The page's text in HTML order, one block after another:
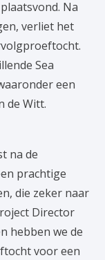
Na
verliet het
Sea
een
de Witt.
na de
prachtige
die zeker naar
Director
hebben we de
voor een